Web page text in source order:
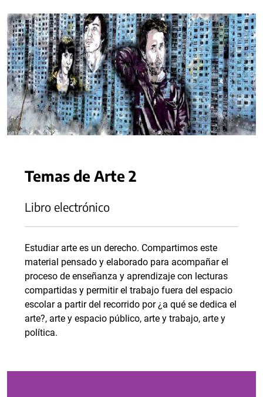
Temas de Arte 2
Libro electrónico
Estudiar arte es un derecho. Compartimos este
material pensado y elaborado para acompañar el
proceso de enseñanza y aprendizaje con lecturas
compartidas y permitir el trabajo fuera del espacio
escolar a partir del recorrido por ¿a qué se dedica el
arte?, arte y espacio público, arte y trabajo, arte y
política.